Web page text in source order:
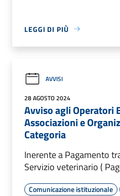
LEGGI DI PIÙ
AVVISI
28 AGOSTO 2024
Avviso agli Operatori
Associazioni e
Categoria
Inerente a Pagamento
Servizio veterinario (
Comunicazione istituzionale